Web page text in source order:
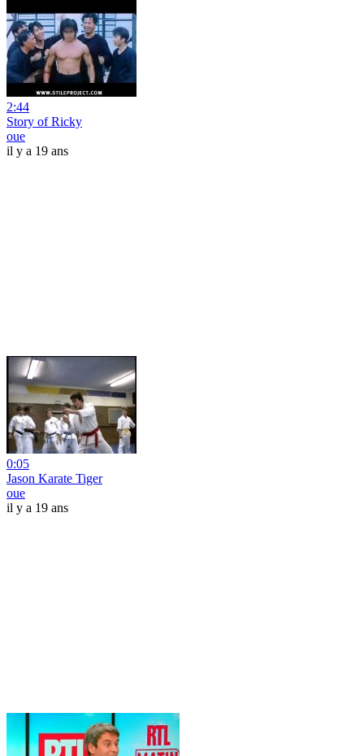
2:44
Story of Ricky
oue
il y a 19 ans
0:05
Jason Karate Tiger
oue
il y a 19 ans